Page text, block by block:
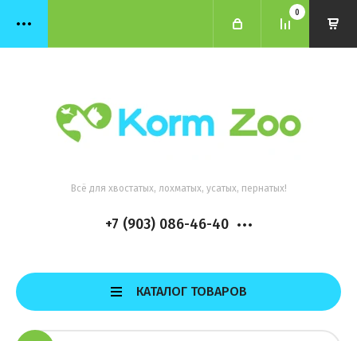
0
Всё для хвостатых, лохматых, усатых, пернатых!
+7 (903) 086-46-40
КАТАЛОГ ТОВАРОВ